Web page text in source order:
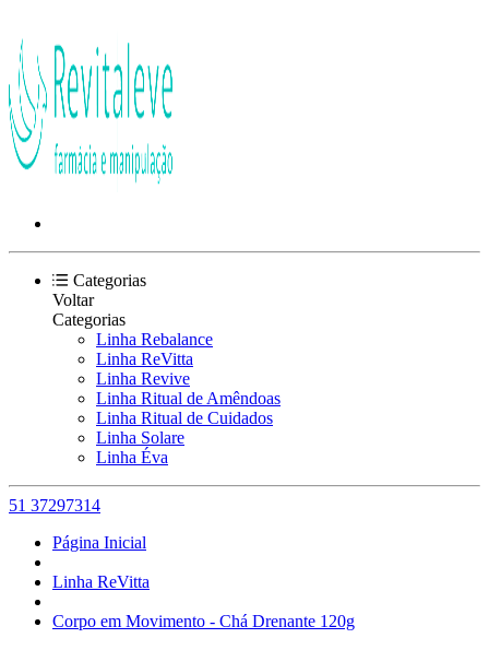
Categorias
Voltar
Categorias
Linha Rebalance
Linha ReVitta
Linha Revive
Linha Ritual de Amêndoas
Linha Ritual de Cuidados
Linha Solare
Linha Éva
51 37297314
Página Inicial
Linha ReVitta
Corpo em Movimento - Chá Drenante 120g